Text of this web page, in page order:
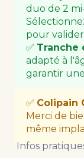
duo de 2
pour
✅ Tranche
adapté à
garantir
✅ Colipain
Merci de
même
Infos